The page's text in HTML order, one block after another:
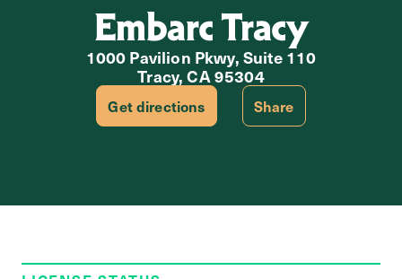
Embarc Tracy
1000 Pavilion Pkwy, Suite 110
Tracy, CA 95304
Get directions Share